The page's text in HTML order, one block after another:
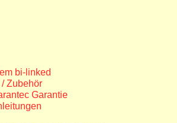
bi-linked
Zubehör
Garantie